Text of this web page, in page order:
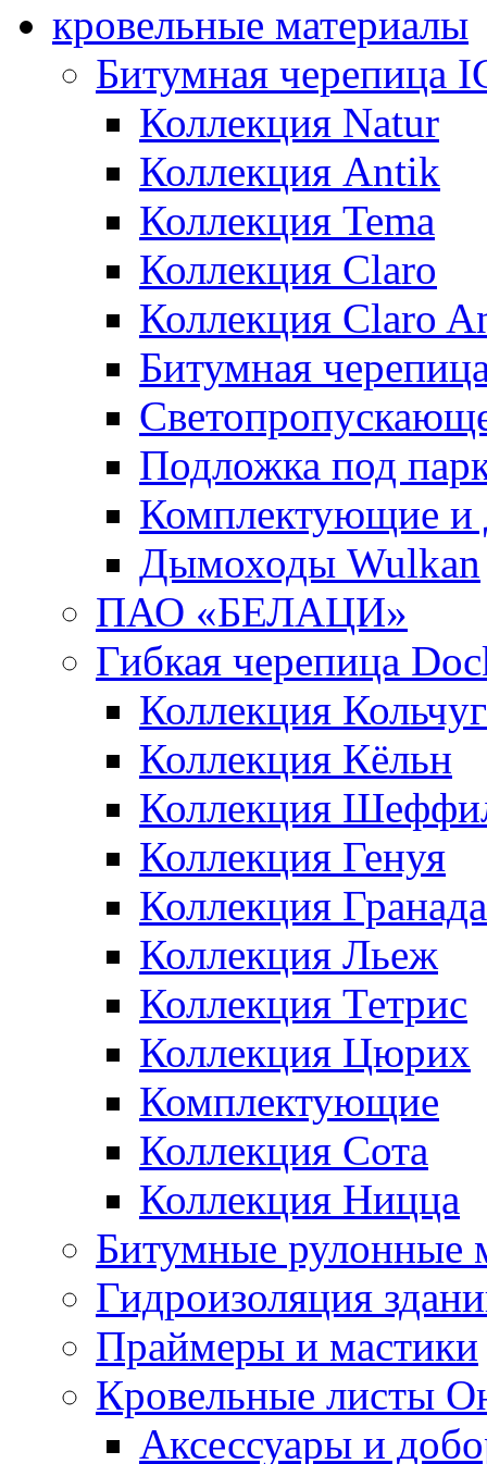
кровельные материалы
Битумная черепица
Коллекция Natur
Коллекция Antik
Коллекция Tema
Коллекция Claro
Коллекция Claro
Битумная
Подложка под
Комплектующие и
Дымоходы Wulkan
ПАО «БЕЛАЦИ»
Гибкая черепица
Коллекция
Коллекция Кёльн
Коллекция
Коллекция Генуя
Коллекция Гранада
Коллекция Льеж
Коллекция Тетрис
Коллекция Цюрих
Комплектующие
Коллекция Сота
Коллекция Ницца
Битумные рулонные
Гидроизоляция
Праймеры и мастики
Кровельные листы
Аксессуары и